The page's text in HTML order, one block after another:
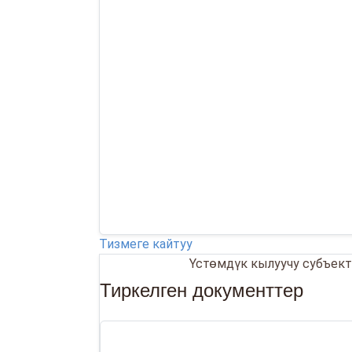
Тизмеге кайтуу
Үстөмдүк кылуучу
Тиркелген документтер